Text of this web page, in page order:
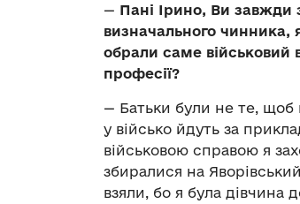
— Пані Ірино, Ви завжди
визначального чинника,
обрали саме військовий
професії?
— Батьки були не те, щоб
у військо йдуть за
військовою справою я
збиралися на
взяли, бо я була дівчина